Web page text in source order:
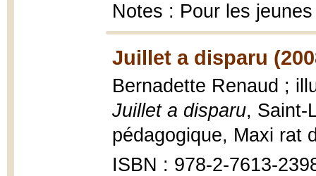
Notes : Pour les jeunes
Juillet a disparu
Bernadette Renaud ;
Juillet a disparu, Saint-
pédagogique, Maxi rat
ISBN : 978-2-7613-